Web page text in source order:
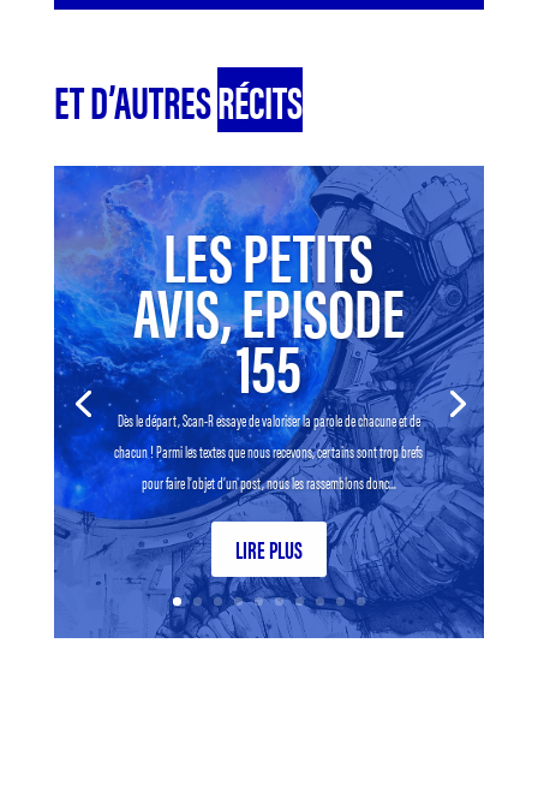
ET D’AUTRESRÉCITS
LES PETITS
AVIS, EPISODE
155
Dès le départ, Scan-R essaye de valoriser la parole de chacune et de
chacun ! Parmi les textes que nous recevons, certains sont trop brefs
pour faire l’objet d’un post, nous les rassemblons donc...
LIRE PLUS